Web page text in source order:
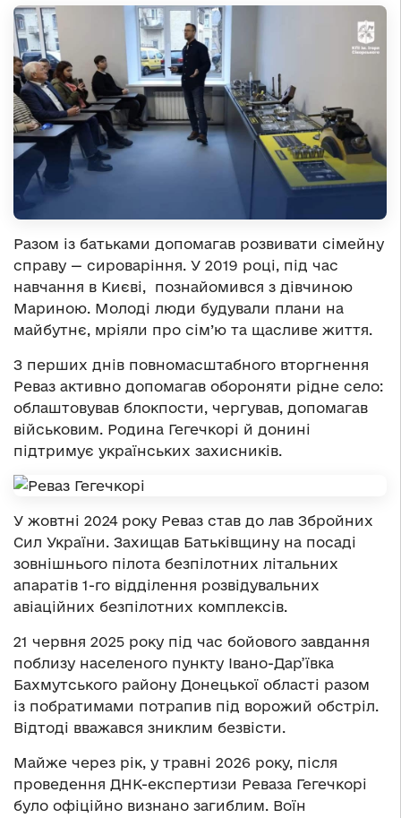
Разом із батьками допомагав розвивати сімейну
справу — сироваріння. У 2019 році, під час
навчання в Києві, познайомився з дівчиною
Мариною. Молоді люди будували плани на
майбутнє, мріяли про сім’ю та щасливе життя.
З перших днів повномасштабного вторгнення
Реваз активно допомагав обороняти рідне село:
облаштовував блокпости, чергував, допомагав
військовим. Родина Гегечкорі й донині
підтримує українських захисників.
У жовтні 2024 року Реваз став до лав Збройних
Сил України. Захищав Батьківщину на посаді
зовнішнього пілота безпілотних літальних
апаратів 1-го відділення розвідувальних
авіаційних безпілотних комплексів.
21 червня 2025 року під час бойового завдання
поблизу населеного пункту Івано-Дар’ївка
Бахмутського району Донецької області разом
із побратимами потрапив під ворожий обстріл.
Відтоді вважався зниклим безвісти.
Майже через рік, у травні 2026 року, після
проведення ДНК-експертизи Реваза Гегечкорі
було офіційно визнано загиблим. Воїн